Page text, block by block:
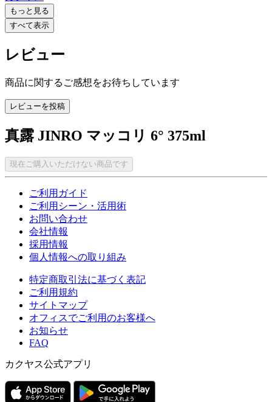
もっと見る
すべて表示
レビュー
商品に関するご感想をお待ちしています
レビューを投稿
真露 JINRO マッコリ 6° 375ml
現在ご購入いただけない商品です
ご利用ガイド
ご利用シーン・活用術
お問い合わせ
会社情報
採用情報
個人情報への取り組み
特定商取引法に基づく表記
ご利用規約
サイトマップ
オフィスでご利用のお客様へ
お知らせ
FAQ
カクヤス公式アプリ